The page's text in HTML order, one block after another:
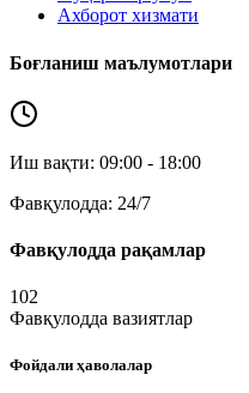
Ахборот хизмати
Боғланиш маълумотлари
Иш вақти: 09:00 - 18:00
Фавқулодда: 24/7
Фавқулодда рақамлар
102
Фавқулодда вазиятлар
Фойдали ҳаволалар